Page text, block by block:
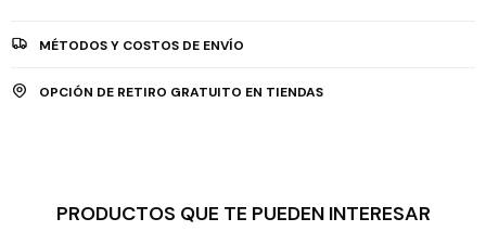
MÉTODOS Y COSTOS DE ENVÍO
OPCIÓN DE RETIRO GRATUITO EN TIENDAS
PRODUCTOS QUE TE PUEDEN INTERESAR